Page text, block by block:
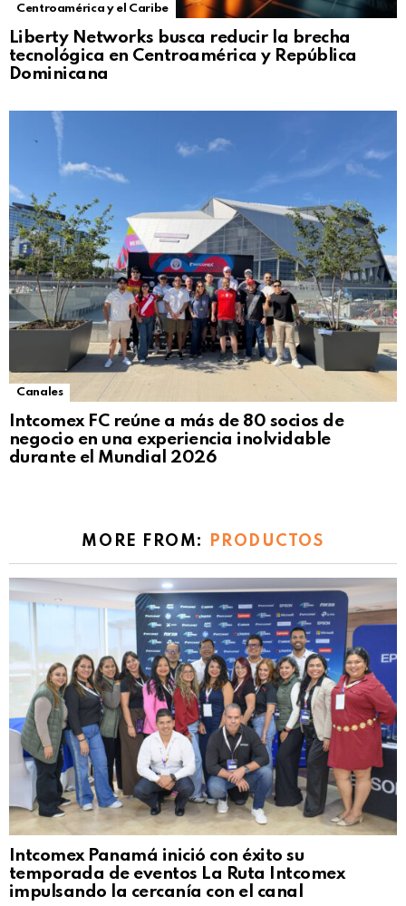
Centroamérica y el Caribe
Liberty Networks busca reducir la brecha
tecnológica en Centroamérica y República
Dominicana
Canales
Intcomex FC reúne a más de 80 socios de
negocio en una experiencia inolvidable
durante el Mundial 2026
MORE FROM: PRODUCTOS
Intcomex Panamá inició con éxito su
temporada de eventos La Ruta Intcomex
impulsando la cercanía con el canal